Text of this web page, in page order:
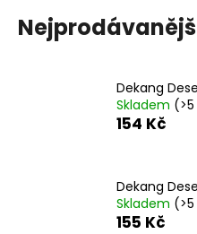
Dekang
Skladem
154 Kč
Dekang
Skladem
155 Kč